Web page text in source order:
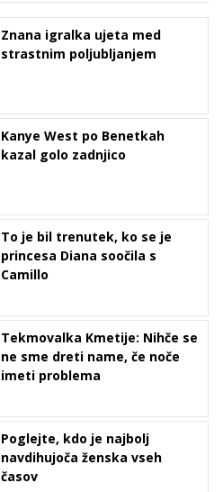
Znana igralka ujeta med
strastnim poljubljanjem
Kanye West po Benetkah
kazal golo zadnjico
To je bil trenutek, ko se je
princesa Diana soočila s
Camillo
Tekmovalka Kmetije: Nihče se
ne sme dreti name, če noče
imeti problema
Poglejte, kdo je najbolj
navdihujoča ženska vseh
časov